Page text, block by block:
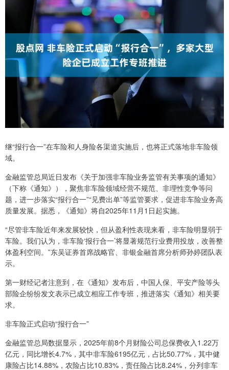
继“报行合一”在车险和人身险各渠道实施后，也将正式落地非车险领
域。
金融监管总局近日发布《关于加强非车险业务监管有关事项的通知》
（下称《通知》），聚焦非车险领域经营不规范、非理性竞争等问
题，进一步落实“报行合一”“见费出单”等监管要求，促进非车险业务高
质量发展。据悉，《通知》将自2025年11月1日起实施。
“尽管非车险近年来发展较快，但从盈利性表现来看，非车险明显弱于
车险。我们认为，非车险‘报行合一’将显著规范行业费用投放，改善整
体盈利空间。”东吴证券首席战略官、非银金融首席分析师孙婷团队表
示。
第一财经记者注意到，在《通知》发布后，中国人保、平安产险等头
部险企纷纷发文表示已成立相应工作专班，推进落实《通知》相关要
求。
非车险正式启动“报行合一”
金融监管总局数据显示，2025年前8个月财险公司总保费收入1.22万
亿元，同比增长4.7%，其中非车险6195亿元，占比50.77%，其中健
康险占比14.88%，农险占比10.83%，责任险占比8.24%，分列非车